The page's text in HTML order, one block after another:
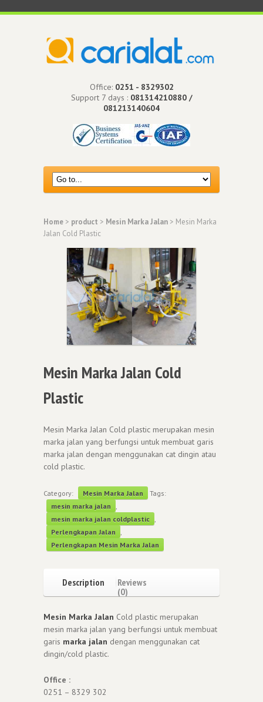
Office: 0251 - 8329302
Support 7 days : 081314210880 /
081213140604
Home > product > Mesin Marka Jalan > Mesin Marka
Jalan Cold Plastic
Mesin Marka Jalan Cold
Plastic
Mesin Marka Jalan Cold plastic merupakan mesin
marka jalan yang berfungsi untuk membuat garis
marka jalan dengan menggunakan cat dingin atau
cold plastic.
Category: Mesin Marka Jalan
Tags:
mesin marka jalan
mesin marka jalan coldplastic
Perlengkapan Jalan
Perlengkapan Mesin Marka Jalan
Description
Reviews
(0)
Mesin Marka Jalan Cold plastic merupakan
mesin marka jalan yang berfungsi untuk membuat
garis marka jalan dengan menggunakan cat
dingin/cold plastic.
Office :
0251 – 8329 302